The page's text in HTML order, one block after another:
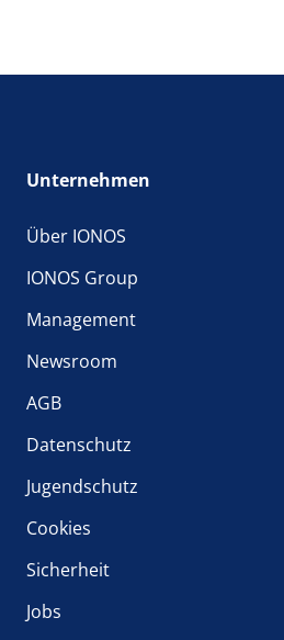
Unternehmen
Über IONOS
IONOS Group
Management
Newsroom
AGB
Datenschutz
Jugendschutz
Cookies
Sicherheit
Jobs